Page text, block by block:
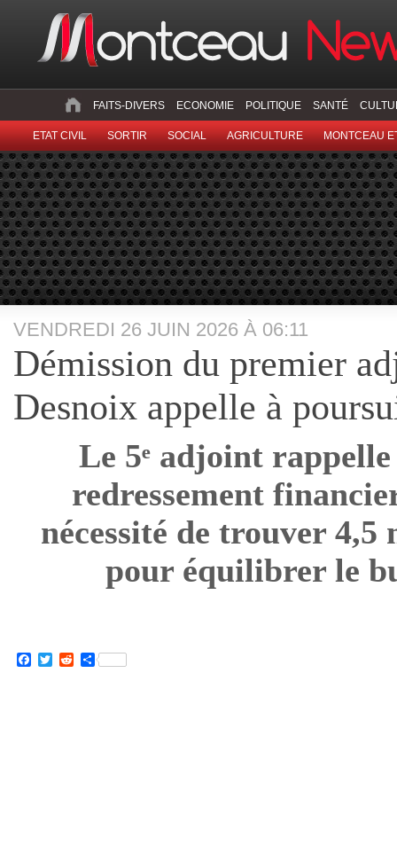
FAITS-DIVERS ECONOMIE POLITIQUE SANTÉ
ETAT CIVIL SORTIR SOCIAL AGRICULTURE MONTCEAU
VENDREDI 26 JUIN 2026 À 06:11
Démission du premier
Desnoix appelle à
Le 5ᵉ adjoint
redressement
nécessité de trouver
pour équilibrer le
Facebook
TwitterRedditPartager